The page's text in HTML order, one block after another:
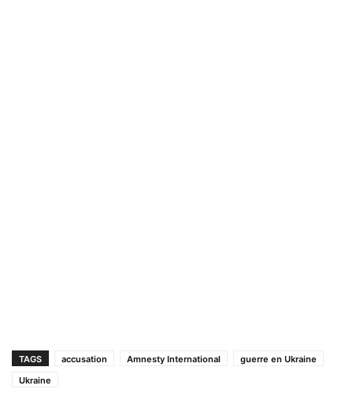
TAGS accusation Amnesty International
guerre en Ukraine
Ukraine